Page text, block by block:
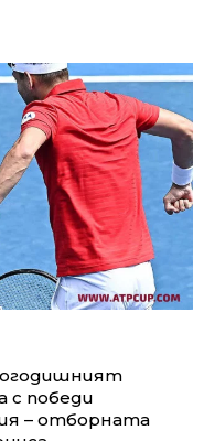
с победи
– отборната